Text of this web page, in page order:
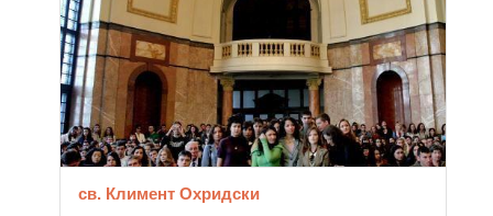
св. Климент Охридски